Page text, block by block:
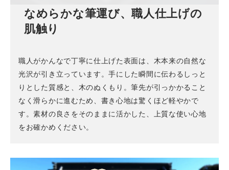
なめらかな筆運び、職人仕上げの
肌触り
職人がかんなで丁寧に仕上げた表面は、木本来の自然な
光沢が引き立っています。手にした瞬間に伝わるしっと
りとした質感と、木のぬくもり。筆先が引っかかること
なく滑らかに進むため、書き心地は驚くほど軽やかで
す。素材の良さをそのままに活かした、上質な使い心地
をお確かめください。